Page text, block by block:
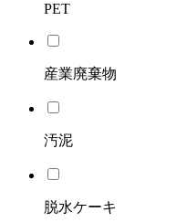
PET
産業廃棄物
汚泥
脱水ケーキ